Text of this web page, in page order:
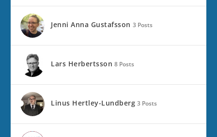
Jenni Anna Gustafsson 3 Posts
Lars Herbertsson 8 Posts
Linus Hertley-Lundberg 3 Posts